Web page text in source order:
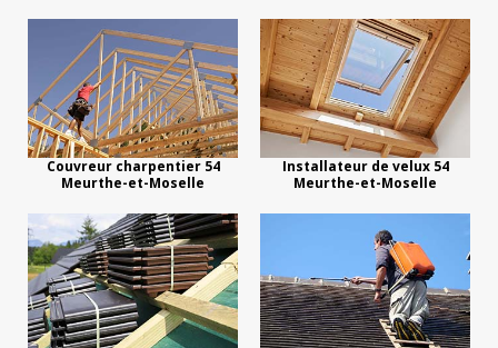
Couvreur charpentier 54
Meurthe-et-Moselle
Installateur de velux 54
Meurthe-et-Moselle